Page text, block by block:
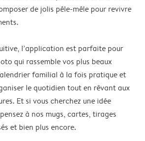
de jolis pêle-mêle pour revivre
l’application est parfaite pour
qui rassemble vos plus beaux
familial à la fois pratique et
le quotidien tout en rêvant aux
Et si vous cherchez une idée
à nos mugs, cartes, tirages
et bien plus encore.